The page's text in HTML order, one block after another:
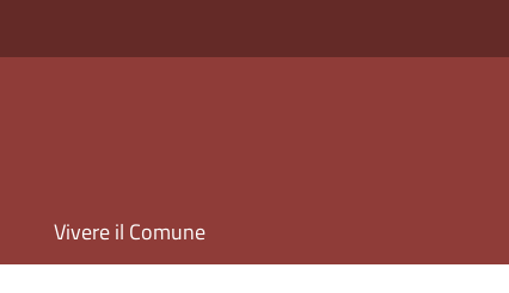
Vivere il Comune